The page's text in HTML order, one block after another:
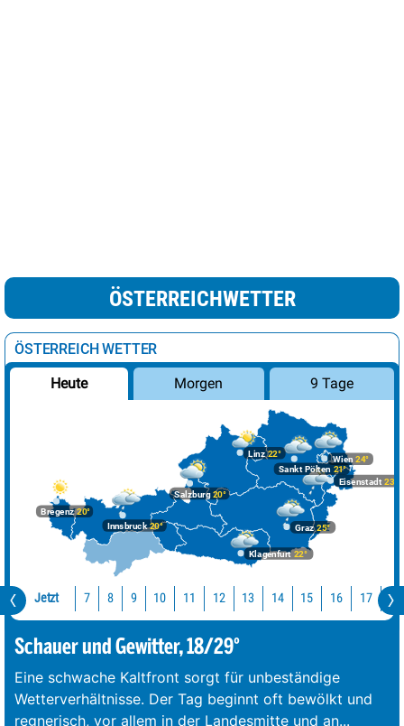
ÖSTERREICHWETTER
ÖSTERREICH WETTER
Heute Morgen 9 Tage
Bregenz20°
Graz25°
Innsbruck20°
Klagenfurt 22°
Linz22°
Salzburg20°
Wien 24°
Eisenstadt 23°
Sankt Pölten 21°
Jetzt 7 8 9 10 11 12 13 14 15 16 17 18
Schauer und Gewitter, 18/29°
Eine schwache Kaltfront sorgt für unbeständige
Wetterverhältnisse. Der Tag beginnt oft bewölkt und
regnerisch, vor allem in der Landesmitte und an...